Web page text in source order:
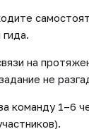
на
не
команду 1–6